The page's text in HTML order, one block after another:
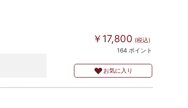
￥17,800 (税込)
164 ポイント
お気に入り